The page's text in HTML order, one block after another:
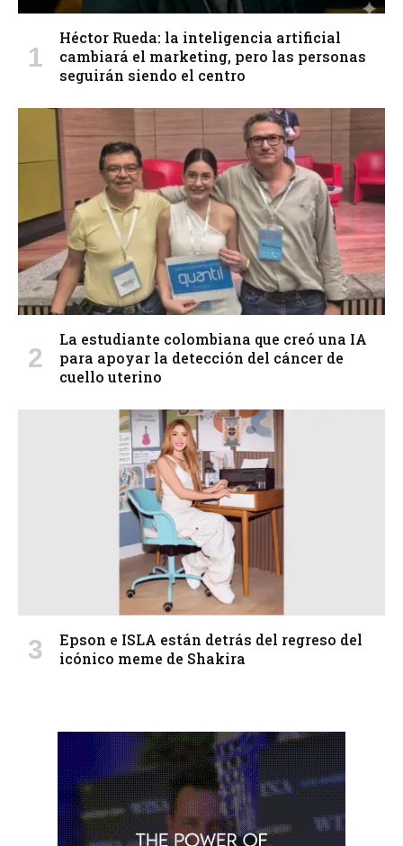
Héctor Rueda: la inteligencia artificial
cambiará el marketing, pero las personas
seguirán siendo el centro
La estudiante colombiana que creó una IA
para apoyar la detección del cáncer de
cuello uterino
Epson e ISLA están detrás del regreso del
icónico meme de Shakira